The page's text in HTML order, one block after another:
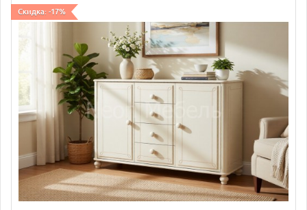
Скидка: -17%